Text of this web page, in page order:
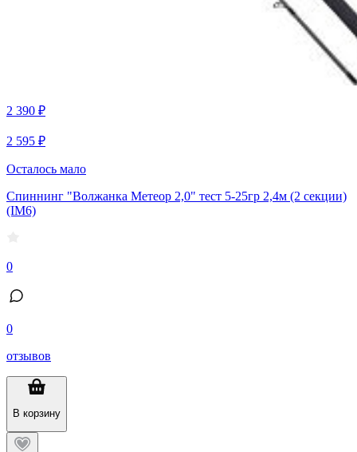
2 390 ₽
2 595 ₽
Осталось мало
Спиннинг "Волжанка Метеор 2,0" тест 5-25гр 2,4м (2 секции)
(IM6)
0
0
отзывов
В корзину